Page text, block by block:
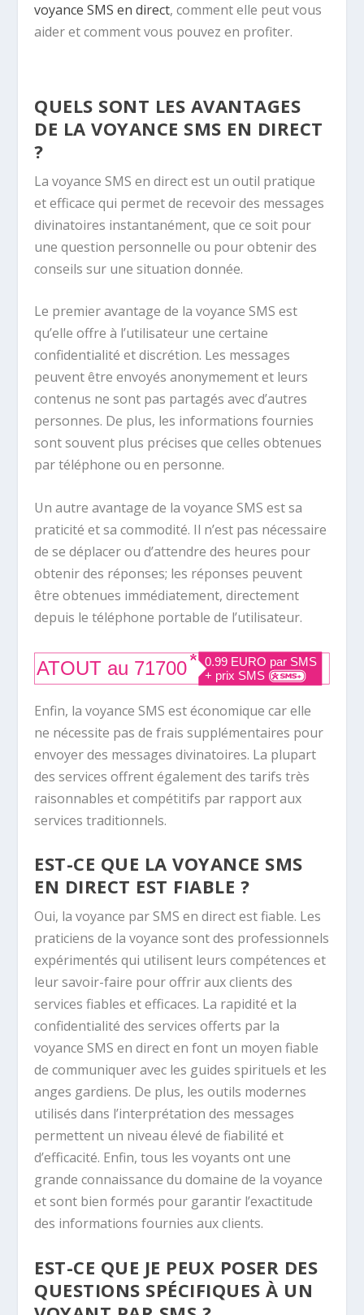
voyance SMS en direct, comment elle peut vous
aider et comment vous pouvez en profiter.
QUELS SONT LES AVANTAGES
DE LA VOYANCE SMS EN DIRECT
?
La voyance SMS en direct est un outil pratique
et efficace qui permet de recevoir des messages
divinatoires instantanément, que ce soit pour
une question personnelle ou pour obtenir des
conseils sur une situation donnée.
Le premier avantage de la voyance SMS est
qu’elle offre à l’utilisateur une certaine
confidentialité et discrétion. Les messages
peuvent être envoyés anonymement et leurs
contenus ne sont pas partagés avec d’autres
personnes. De plus, les informations fournies
sont souvent plus précises que celles obtenues
par téléphone ou en personne.
Un autre avantage de la voyance SMS est sa
praticité et sa commodité. Il n’est pas nécessaire
de se déplacer ou d’attendre des heures pour
obtenir des réponses; les réponses peuvent
être obtenues immédiatement, directement
depuis le téléphone portable de l’utilisateur.
Enfin, la voyance SMS est économique car elle
ne nécessite pas de frais supplémentaires pour
envoyer des messages divinatoires. La plupart
des services offrent également des tarifs très
raisonnables et compétitifs par rapport aux
services traditionnels.
EST-CE QUE LA VOYANCE SMS
EN DIRECT EST FIABLE ?
Oui, la voyance par SMS en direct est fiable. Les
praticiens de la voyance sont des professionnels
expérimentés qui utilisent leurs compétences et
leur savoir-faire pour offrir aux clients des
services fiables et efficaces. La rapidité et la
confidentialité des services offerts par la
voyance SMS en direct en font un moyen fiable
de communiquer avec les guides spirituels et les
anges gardiens. De plus, les outils modernes
utilisés dans l’interprétation des messages
permettent un niveau élevé de fiabilité et
d’efficacité. Enfin, tous les voyants ont une
grande connaissance du domaine de la voyance
et sont bien formés pour garantir l’exactitude
des informations fournies aux clients.
EST-CE QUE JE PEUX POSER DES
QUESTIONS SPÉCIFIQUES À UN